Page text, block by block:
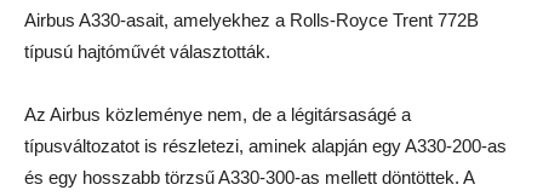
Airbus A330-asait, amelyekhez a Rolls-Royce Trent 772B
típusú hajtóművét választották.
Az Airbus közleménye nem, de a légitársaságé a
típusváltozatot is részletezi, aminek alapján egy A330-200-as
és egy hosszabb törzsű A330-300-as mellett döntöttek. A